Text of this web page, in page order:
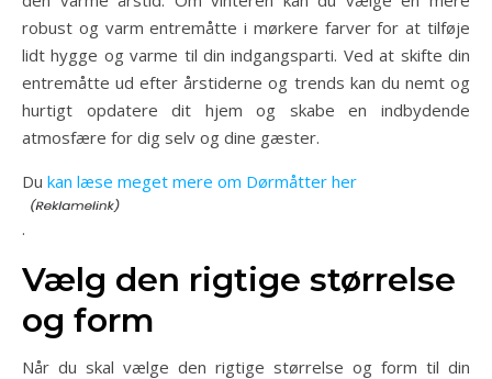
robust og varm entremåtte i mørkere farver for at tilføje
lidt hygge og varme til din indgangsparti. Ved at skifte din
entremåtte ud efter årstiderne og trends kan du nemt og
hurtigt opdatere dit hjem og skabe en indbydende
atmosfære for dig selv og dine gæster.
Du kan læse meget mere om Dørmåtter her
.
Vælg den rigtige størrelse
og form
Når du skal vælge den rigtige størrelse og form til din